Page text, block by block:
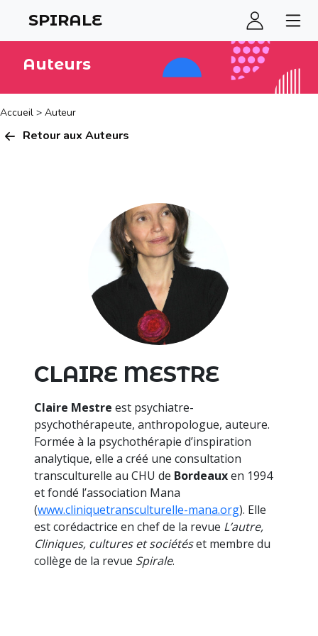
SPIRALE
Auteurs
Accueil > Auteur
Retour aux Auteurs
CLAIRE MESTRE
Claire Mestre est psychiatre-
psychothérapeute, anthropologue, auteure.
Formée à la psychothérapie d’inspiration
analytique, elle a créé une consultation
transculturelle au CHU de Bordeauxen 1994
et fondé l’association Mana
(www.cliniquetransculturelle-mana.org). Elle
est corédactrice en chef de la revue L’autre,
Cliniques, cultures et sociétéset membre du
collège de la revue Spirale.